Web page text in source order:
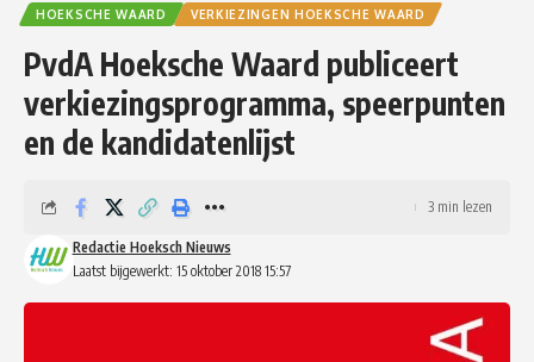
HOEKSCHE WAARD VERKIEZINGEN HOEKSCHE WAARD
PvdA Hoeksche Waard publiceert
verkiezingsprogramma, speerpunten
en de kandidatenlijst
Laatst bijgewerkt: 15 oktober 2018 15:57
Redactie Hoeksch Nieuws
3 min lezen